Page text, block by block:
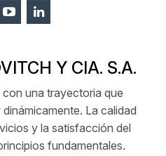
Y CIA. S.A.
una trayectoria que
La calidad
y la satisfacción del
fundamentales.